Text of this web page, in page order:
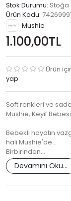
Stok Durumu:
Ürün Kodu:
Mushie
1.100,00TL
Ürün
yap
Soft renkleri ve sade
Mushie, Keyif
Bebekli hayatın
hali Mushie'de...
Birbirinden…
Devamını Oku...